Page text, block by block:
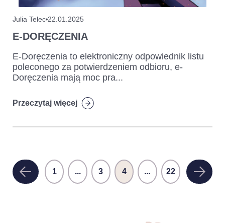
Julia Telec 22.01.2025
E-DORĘCZENIA
E-Doręczenia to elektroniczny odpowiednik listu
poleconego za potwierdzeniem odbioru, e-
Doręczenia mają moc pra...
Przeczytaj więcej
1 ... 3 4 ... 22